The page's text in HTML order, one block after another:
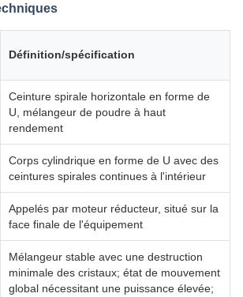
Définition/spécification
Ceinture spirale horizontale en forme de
U, mélangeur de poudre à haut
rendement
Corps cylindrique en forme de U avec des
ceintures spirales continues à l'intérieur
Appelés par moteur réducteur, situé sur la
face finale de l'équipement
Mélangeur stable avec une destruction
minimale des cristaux; état de mouvement
global nécessitant une puissance élevée;